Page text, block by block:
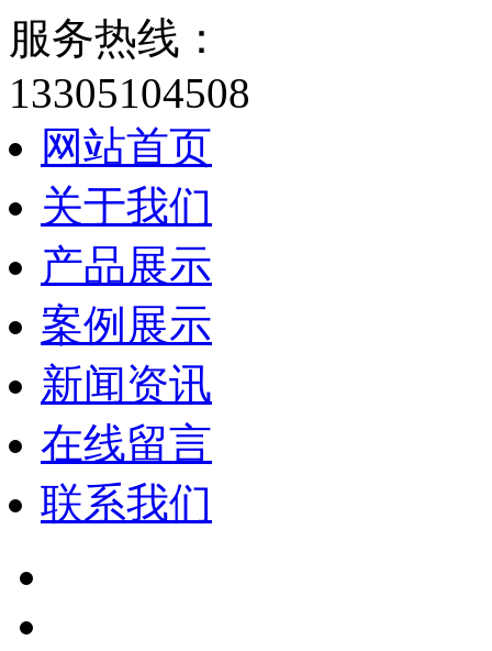
服务热线：
13305104508
网站首页
关于我们
产品展示
案例展示
新闻资讯
在线留言
联系我们